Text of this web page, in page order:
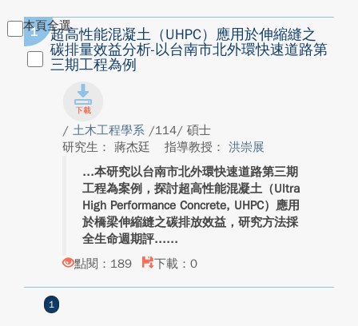
本頁全選
1
超高性能混凝土（UHPC）應用於伸縮縫之
碳排量效益分析-以台南市北外環快速道路第
三期工程為例
/ 土木工程學系 /114/ 碩士
研究生： 蔣杰廷
指導教授： 洪崇展
本研究以台南市北外環快速道路第三期
工程為案例，探討超高性能混凝土（Ultra
High Performance Concrete, UHPC）應用
於橋梁伸縮縫之碳排放效益，研究方法採
全生命週期評...
點閱：189
下載：0
1